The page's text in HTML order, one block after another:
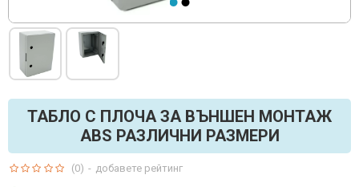
ТАБЛО С ПЛОЧА ЗА ВЪНШЕН МОНТАЖ
ABS РАЗЛИЧНИ РАЗМЕРИ
(0) - добавете рейтинг